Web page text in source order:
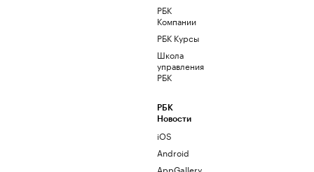
РБК
Компании
РБК Курсы
Школа
управления
РБК
РБК
Новости
iOS
Android
AppGallery